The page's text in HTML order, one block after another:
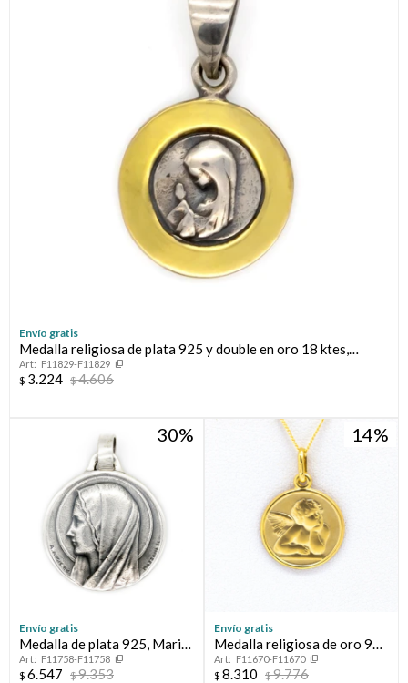
Envío gratis
Medalla religiosa de plata 925 y double en oro 18 ktes,
VIRGEN NIÑA.
F11829-F11829
$ 3.224 $4.606
30
Envío gratis
Medalla de plata 925, Maria
y Lourdes.
F11758-F11758
$ 6.547 $9.353
14
Envío gratis
Medalla religiosa de oro 9
ktes, ANGEL RAFAEL.
F11670-F11670
$ 8.310 $9.776